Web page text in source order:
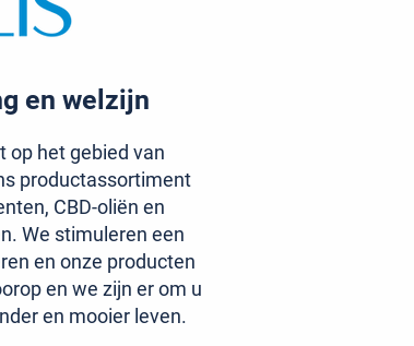
en welzijn
op het gebied van
productassortiment
CBD-oliën en
We stimuleren een
en onze producten
en we zijn er om u
en mooier leven.